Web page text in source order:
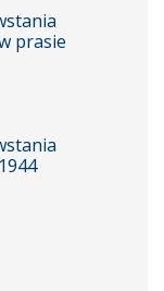
prasie